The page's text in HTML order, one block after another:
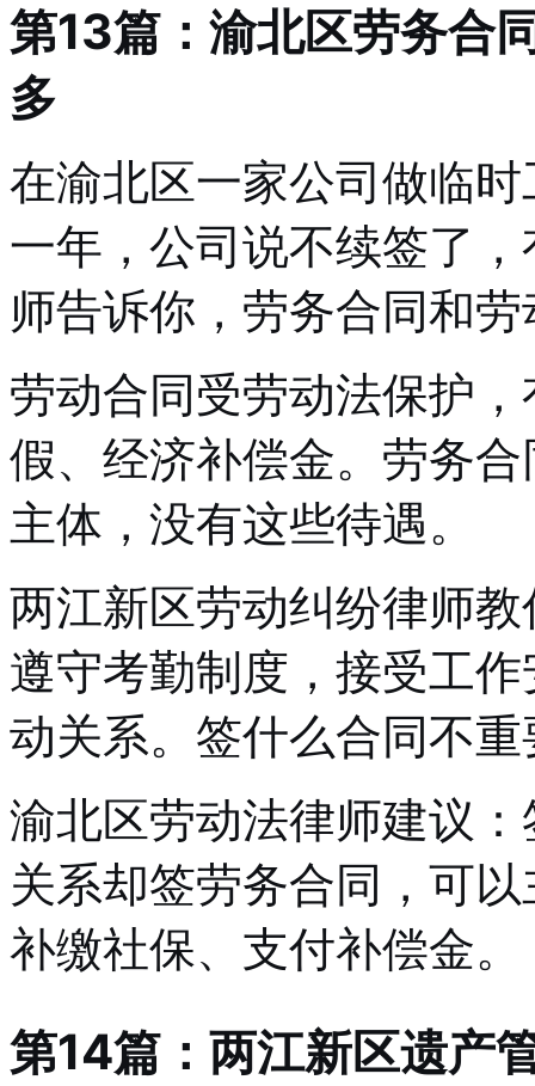
第13篇：渝北区劳务合
多
在渝北区一家公司做临
一年，公司说不续签了
师告诉你，劳务合同和
劳动合同受劳动法保护
假、经济补偿金。劳务
主体，没有这些待遇。
两江新区劳动纠纷律师
遵守考勤制度，接受工
动关系。签什么合同不
渝北区劳动法律师建议
关系却签劳务合同，可
补缴社保、支付补偿金。
第14篇：两江新区遗产